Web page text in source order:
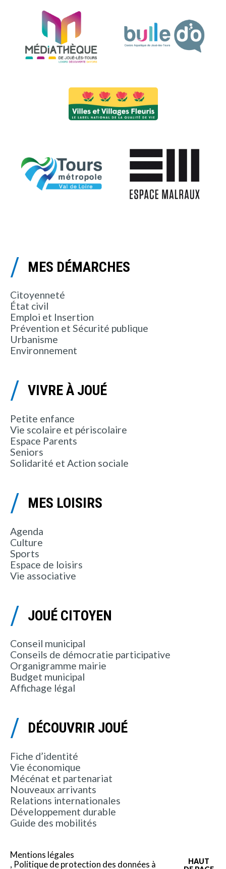
MES DÉMARCHES
Citoyenneté
État civil
Emploi et Insertion
Prévention et Sécurité publique
Urbanisme
Environnement
VIVRE À JOUÉ
Petite enfance
Vie scolaire et périscolaire
Espace Parents
Seniors
Solidarité et Action sociale
MES LOISIRS
Agenda
Culture
Sports
Espace de loisirs
Vie associative
JOUÉ CITOYEN
Conseil municipal
Conseils de démocratie participative
Organigramme mairie
Budget municipal
Affichage légal
DÉCOUVRIR JOUÉ
Fiche d’identité
Vie économique
Mécénat et partenariat
Nouveaux arrivants
Relations internationales
Développement durable
Guide des mobilités
Mentions légales
Politique de protection des données à
HAUT